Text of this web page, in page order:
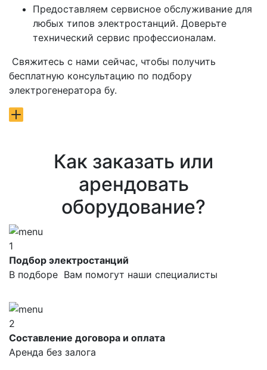
Предоставляем сервисное обслуживание для
любых типов электростанций. Доверьте
технический сервис профессионалам.
Свяжитесь с нами сейчас, чтобы получить
бесплатную консультацию по подбору
электрогенератора бу.
Как заказать или
арендовать
оборудование?
1
Подбор электростанций
В подборе Вам помогут наши специалисты
2
Составление договора и оплата
Аренда без залога